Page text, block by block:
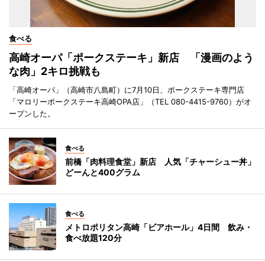
食べる
高崎オーパ「ポークステーキ」新店 「漫画のよう
な肉」2キロ挑戦も
「高崎オーパ」（高崎市八島町）に7月10日、ポークステーキ専門店
「マロリーポークステーキ高崎OPA店」（TEL 080-4415-9760）がオ
ープンした。
食べる
前橋「肉料理食堂」新店 人気「チャーシュー丼」
どーんと400グラム
食べる
メトロポリタン高崎「ビアホール」4日間 飲み・
食べ放題120分